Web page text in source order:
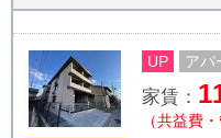
UP アパ
家賃：
（共益費